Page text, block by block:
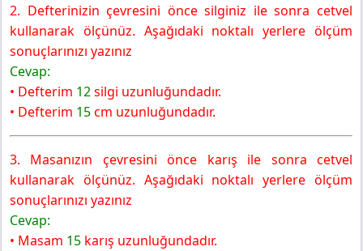
2. Defterinizin çevresini önce silginiz ile sonra cetvel
kullanarak ölçünüz. Aşağıdaki noktalı yerlere ölçüm
sonuçlarınızı yazınız
Cevap:
• Defterim 12silgi uzunluğundadır.
• Defterim 15cm uzunluğundadır.
3. Masanızın çevresini önce karış ile sonra cetvel
kullanarak ölçünüz. Aşağıdaki noktalı yerlere ölçüm
sonuçlarınızı yazınız
Cevap:
• Masam 15 karış uzunluğundadır.